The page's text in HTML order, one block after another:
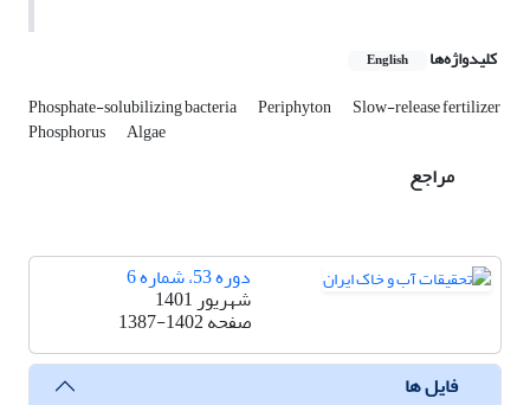
کلیدواژه‌ها English
Phosphate-solubilizing bacteria Periphyton Slow-release fertilizer
Phosphorus Algae
مراجع
دوره 53، شماره 6
شهریور 1401
صفحه1387-1402
فایل ها